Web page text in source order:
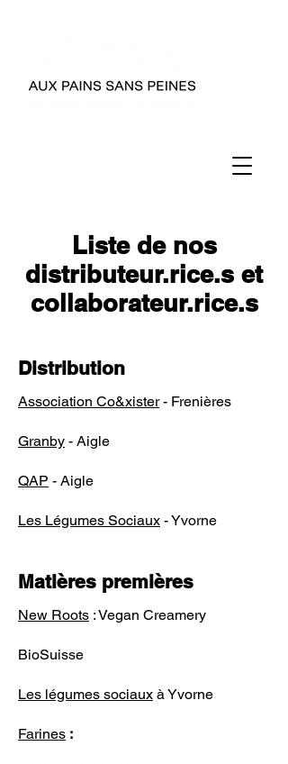
Liste de nos
distributeur.rice.s et
collaborateur.rice.s
Distribution
Association Co&xister- Frenières
Granby - Aigle
QAP - Aigle
Les Légumes Sociaux - Yvorne
Matières premières
New Roots : Vegan Creamery
BioSuisse
Les légumes sociaux à Yvorne
Farines :